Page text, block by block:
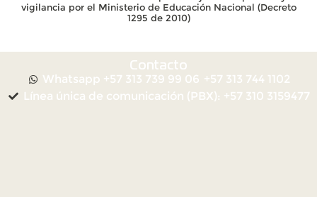
vigilancia por el Ministerio de Educación Nacional (Decreto
1295 de 2010)
Contacto
Whatsapp +57 313 739 99 06 +57 313 744 1102
Línea única de comunicación (PBX): +57 310 3159477